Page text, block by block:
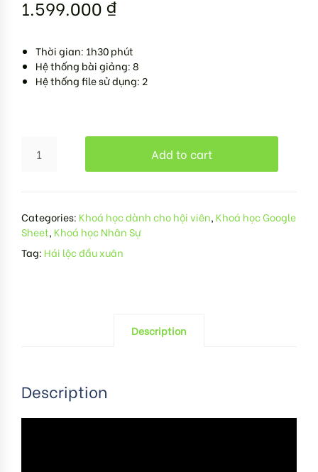
1.599.000 ₫
Thời gian: 1h30 phút
Hệ thống bài giảng: 8
Hệ thống file sử dụng: 2
Add to cart
Categories: Khoá học dành cho hội viên, Khoá học Google
Sheet, Khoá học Nhân Sự
Tag: Hái lộc đầu xuân
Description
Description